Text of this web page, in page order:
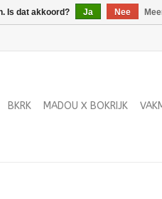
BKRK MADOU X BOKRIJK
Is dat akkoord? Ja Nee